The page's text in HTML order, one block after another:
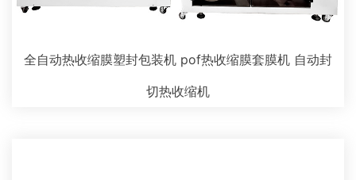
全自动热收缩膜塑封包装机 pof热收缩膜套膜机 自动封
切热收缩机